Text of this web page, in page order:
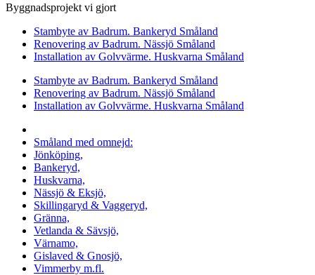
Byggnadsprojekt vi gjort
Stambyte av Badrum. Bankeryd Småland
Renovering av Badrum. Nässjö Småland
Installation av Golvvärme. Huskvarna Småland
Stambyte av Badrum. Bankeryd Småland
Renovering av Badrum. Nässjö Småland
Installation av Golvvärme. Huskvarna Småland
Småland med omnejd:
Jönköping,
Bankeryd,
Huskvarna,
Nässjö & Eksjö,
Skillingaryd & Vaggeryd,
Gränna,
Vetlanda & Sävsjö,
Värnamo,
Gislaved & Gnosjö,
Vimmerby m.fl.